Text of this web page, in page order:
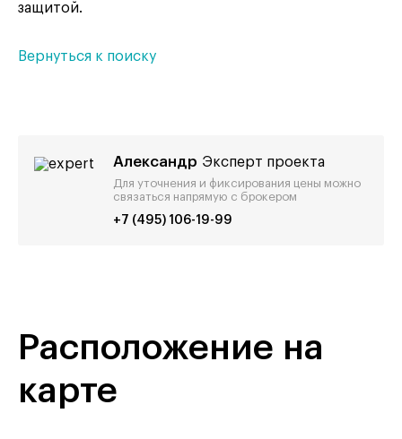
защитой.
Вернуться к поиску
Александр Эксперт проекта
Для уточнения и фиксирования цены можно
связаться напрямую с брокером
+7 (495) 106-19-99
Расположение на
карте